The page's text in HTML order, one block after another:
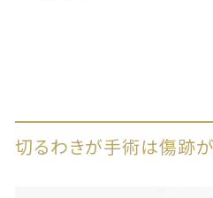
切るわきが手術は傷跡